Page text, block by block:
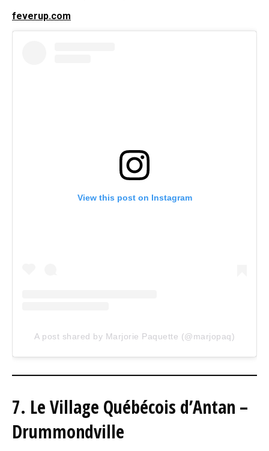
feverup.com
View this post on Instagram
A post shared by Marjorie Paquette (@marjopaq)
7. Le Village Québécois d’Antan –
Drummondville